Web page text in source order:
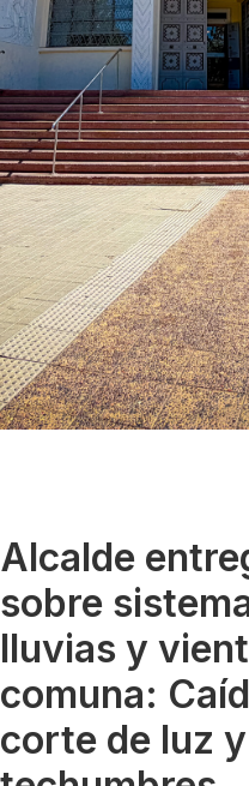
Alcalde
sobre
lluvias y
comuna:
corte de luz